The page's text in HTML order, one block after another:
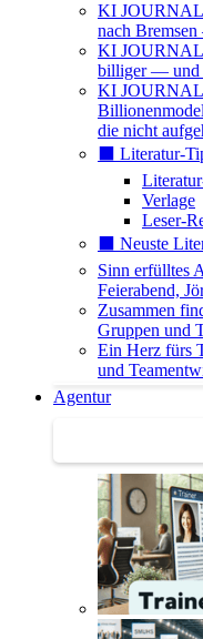
KI JOURNAL
nach
KI JOURNAL
billiger — und
KI JOURNAL
die nicht
⬛️ Literatur-
Verlage
Leser-
⬛️ Neuste
Sinn erfülltes
Feierabend,
Zusammen
Gruppen und
Ein Herz fürs
und
Agentur